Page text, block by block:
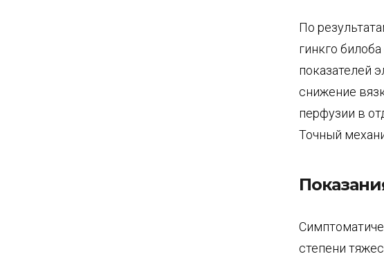
По
гинкго
показателей
снижение
перфузии в
Точный
степени